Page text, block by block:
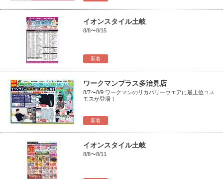
新着
イオンスタイル土岐
8/8〜8/15
新着
ワークマンプラス多治見店
8/7〜8/9 ワークマンのリカバリーウエアに最上位コス
モスが登場！
イオンスタイル土岐
8/8〜8/11